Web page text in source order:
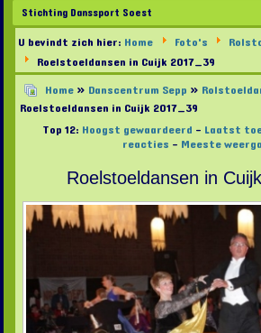
Stichting Danssport Soest
U bevindt zich hier: Home Foto's
Roelstoeldansen in Cuijk 2017_39
Home» Danscentrum Sepp »
Roelstoeldansen in Cuijk 2017_39
Top 12: Hoogst gewaardeerd - Laatst
reacties - Meeste
Roelstoeldansen in